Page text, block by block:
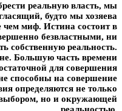
реальную власть, мы
будто мы хозяева
чем миф. Истина состоит в
безвластными, ни
собственную реальность.
Большую часть времени
для совершения
способны на совершение
определяются не только
но и окружающей